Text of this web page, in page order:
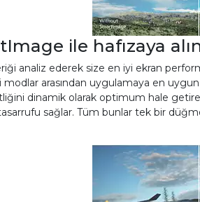
ile hafızaya
analiz ederek size en iyi ekran
arasından uygulamaya en
dinamik olarak optimum hale
sağlar. Tüm bunlar tek bir